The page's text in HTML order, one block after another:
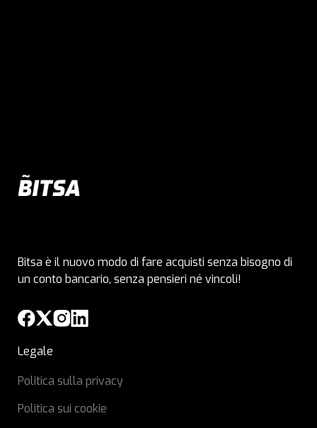
Bitsa è il nuovo modo di fare acquisti senza bisogno di
un conto bancario, senza pensieri né vincoli!
Legale
Politica sulla privacy
Politica sui cookie